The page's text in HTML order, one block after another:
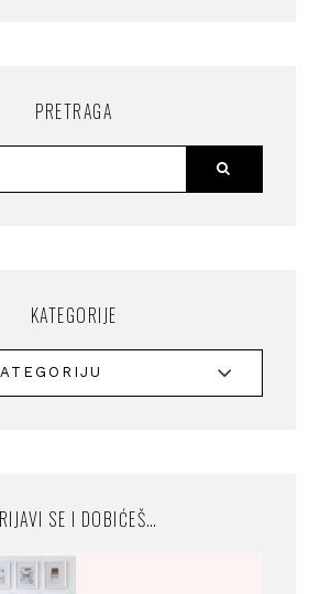
PRETRAGA
KATEGORIJE
SE I DOBIĆEŠ…